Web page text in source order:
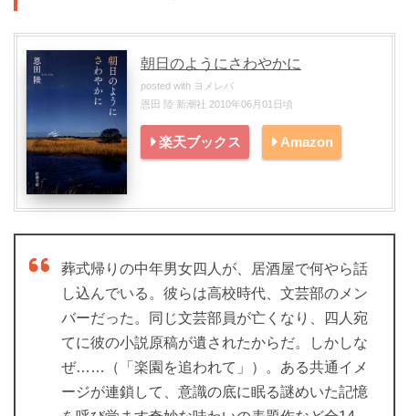
朝日のようにさわやかに
posted with ヨメレバ
恩田 陸 新潮社 2010年06月01日頃
楽天ブックス Amazon
葬式帰りの中年男女四人が、居酒屋で何やら話
し込んでいる。彼らは高校時代、文芸部のメン
バーだった。同じ文芸部員が亡くなり、四人宛
てに彼の小説原稿が遺されたからだ。しかしな
ぜ……（「楽園を追われて」）。ある共通イメ
ージが連鎖して、意識の底に眠る謎めいた記憶